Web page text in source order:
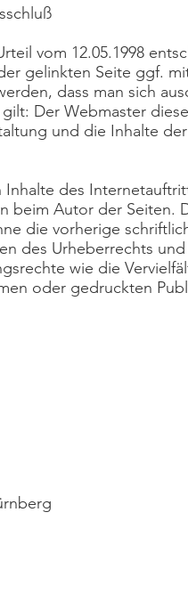
vom 12.05.1998
gelinkten Seite ggf.
dass man sich
Der Webmaster
und die Inhalte
des
beim Autor der Seiten.
die vorherige
des Urheberrechts
wie die
oder gedruckten